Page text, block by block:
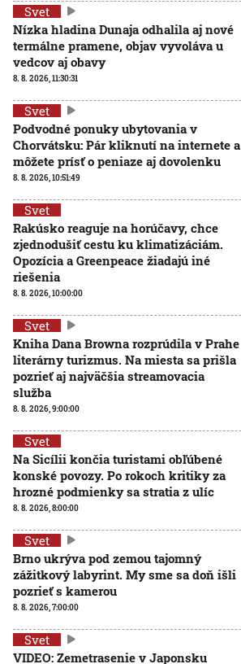
Svet
Nízka hladina Dunaja odhalila aj nové
termálne pramene, objav vyvoláva u
vedcov aj obavy
8. 8. 2026, 11:30:31
Svet
Podvodné ponuky ubytovania v
Chorvátsku: Pár kliknutí na internete a
môžete prísť o peniaze aj dovolenku
8. 8. 2026, 10:51:49
Svet
Rakúsko reaguje na horúčavy, chce
zjednodušiť cestu ku klimatizáciám.
Opozícia a Greenpeace žiadajú iné
riešenia
8. 8. 2026, 10:00:00
Svet
Kniha Dana Browna rozprúdila v Prahe
literárny turizmus. Na miesta sa prišla
pozrieť aj najväčšia streamovacia
služba
8. 8. 2026, 9:00:00
Svet
Na Sicílii končia turistami obľúbené
konské povozy. Po rokoch kritiky za
hrozné podmienky sa stratia z ulíc
8. 8. 2026, 8:00:00
Svet
Brno ukrýva pod zemou tajomný
zážitkový labyrint. My sme sa doň išli
pozrieť s kamerou
8. 8. 2026, 7:00:00
Svet
VIDEO: Zemetrasenie v Japonsku